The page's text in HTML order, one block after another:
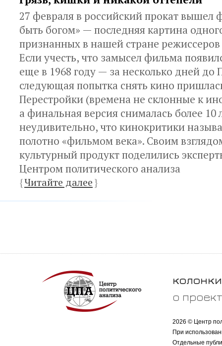
27 февраля в российский прокат вышел
быть богом» — последняя картина
признанных в нашей стране режиссеров
Если учесть, что замысел фильма
еще в 1968 году — за несколько дней до
следующая попытка снять кино
Перестройки (времена не склонные к
а финальная версия снималась более 10
неудивительно, что кинокритики
полотно «фильмом века». Своим
культурный продукт поделились
Центром политического анализа
{Читайте далее}
колонки
о
2026 © Центр
При
Отдельные